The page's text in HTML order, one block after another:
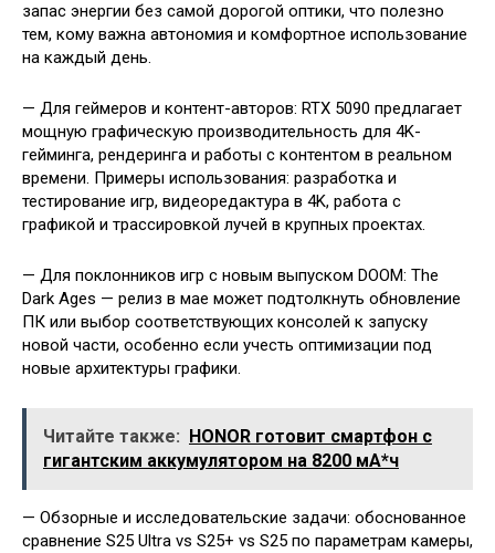
запас энергии без самой дорогой оптики, что полезно
тем, кому важна автономия и комфортное использование
на каждый день.
— Для геймеров и контент-авторов: RTX 5090 предлагает
мощную графическую производительность для 4K-
гейминга, рендеринга и работы с контентом в реальном
времени. Примеры использования: разработка и
тестирование игр, видеоредактура в 4K, работа с
графикой и трассировкой лучей в крупных проектах.
— Для поклонников игр с новым выпуском DOOM: The
Dark Ages — релиз в мае может подтолкнуть обновление
ПК или выбор соответствующих консолей к запуску
новой части, особенно если учесть оптимизации под
новые архитектуры графики.
Читайте также: HONOR готовит смартфон с
гигантским аккумулятором на 8200 мА*ч
— Обзорные и исследовательские задачи: обоснованное
сравнение S25 Ultra vs S25+ vs S25 по параметрам камеры,